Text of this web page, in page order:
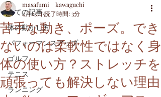
全ての記事
体の動かし方
パフォーマンスアップ
ゴルフ
テニス
ランニング
苦手な動き、ポーズ。でき
ないのは柔軟性ではなく身
体の使い方？ストレッチを
頑張っても解決しない理由
masafumi kawaguchi
4月23日読了時間: 3分